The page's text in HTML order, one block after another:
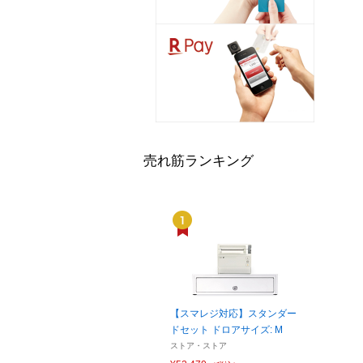
売れ筋ランキング
【スマレジ対応】スタンダー
ドセット ドロアサイズ: M
ストア・ストア